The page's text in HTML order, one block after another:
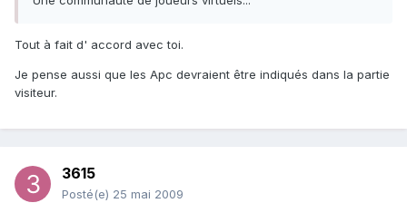
Tout à fait d' accord avec toi.
Je pense aussi que les Apc devraient être indiqués dans la partie
visiteur.
3615
Posté(e) 25 mai 2009